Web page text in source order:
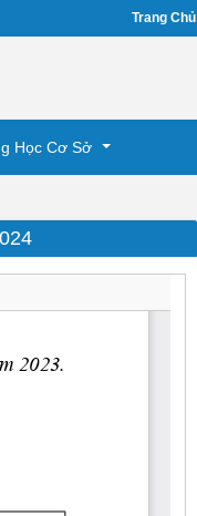
Trang Chủ
Học Cơ Sở